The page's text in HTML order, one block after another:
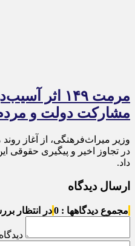
مرمت ۱۴۹
مشارکت دولت و
در تجاوز اخیر و پیگیری حقوقی
داد.
ارسال دیدگاه
مجموع دیدگاهها : 0 در انتظار